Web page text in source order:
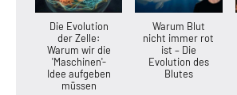
Die Evolution
der Zelle:
Warum wir die
'Maschinen'-
Idee aufgeben
müssen
Warum Blut
nicht immer rot
ist – Die
Evolution des
Blutes